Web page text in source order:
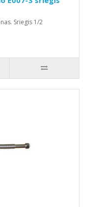
Sriegis 1/2